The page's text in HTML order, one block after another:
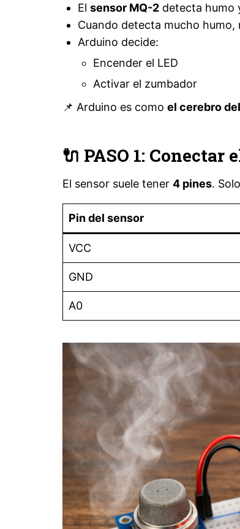
El sensor MQ-2 detecta humo
Cuando detecta mucho humo,
Arduino decide:
Encender el LED
Activar el zumbador
📌 Arduino es como el cerebro
🔌 PASO 1: Conectar
El sensor suele tener 4 pines.
Pin del sensor
VCC
GND
A0